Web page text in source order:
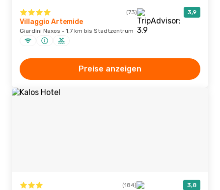
(73) 3,9
Villaggio Artemide
Giardini Naxos · 1,7 km bis Stadtzentrum
Preise anzeigen
(184) 3,8